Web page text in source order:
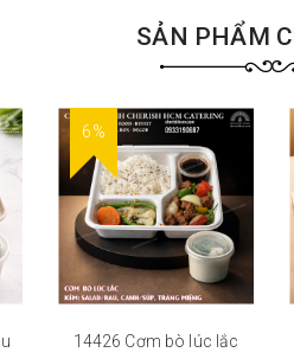
SẢN PHẨM
6%
14426 Cơm bò lúc lắc